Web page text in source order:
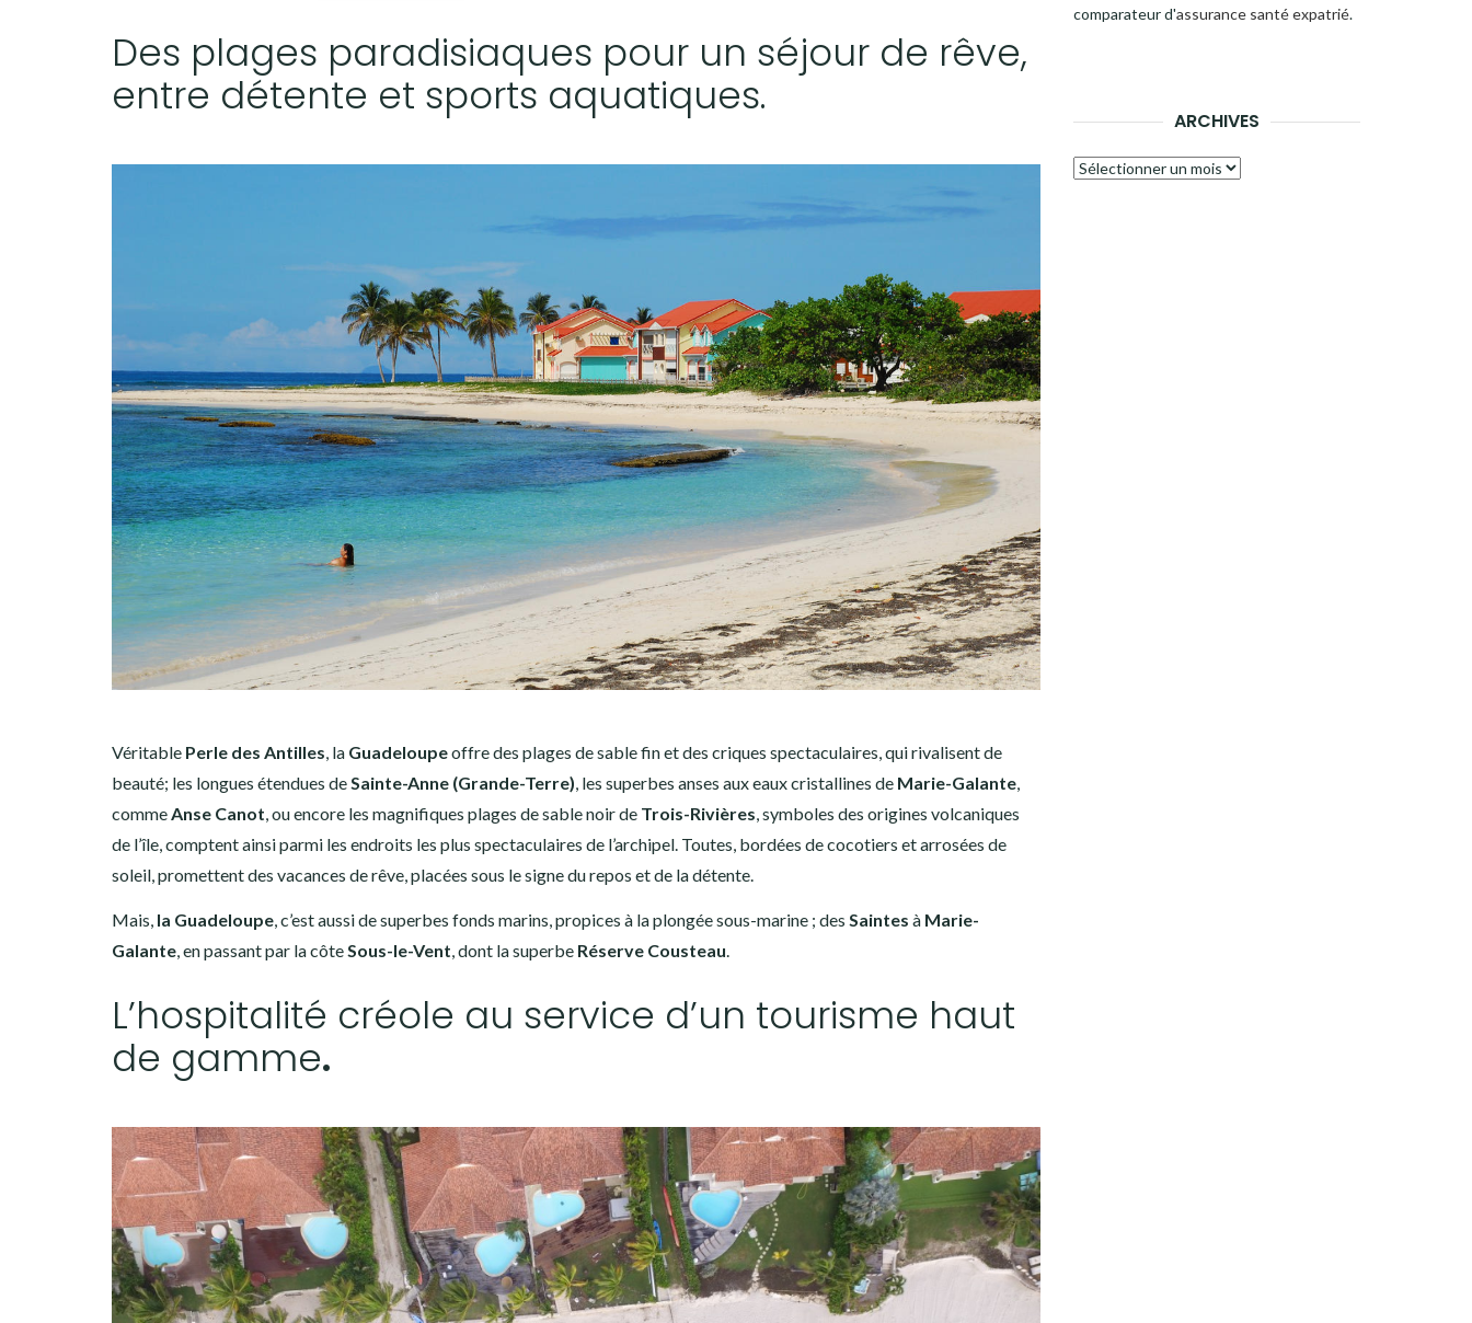
Des plages paradisiaques pour un séjour de rêve,
entre détente et sports aquatiques.
Véritable Perle des Antilles, la Guadeloupeoffre des plages de sable fin et des criques spectaculaires, qui rivalisent de
beauté; les longues étendues deSainte-Anne (Grande-Terre), les superbes anses aux eaux cristallines de Marie-Galante,
commeAnse Canot, ou encore les magnifiques plages de sable noir de Trois-Rivières, symboles des origines volcaniques
de l’île, comptent ainsi parmi les endroits les plus spectaculaires de l’archipel. Toutes, bordées de cocotiers et arrosées de
soleil, promettent des vacances de rêve, placées sous le signe du repos et de la détente.
Mais, la Guadeloupe, c’est aussi de superbes fonds marins, propices à la plongée sous-marine ; des Saintes à Marie-
Galante, en passant par la côteSous-le-Vent, dont la superbe Réserve Cousteau.
L’hospitalité créole au service d’un tourisme haut
de gamme.
comparateur d'assurance santé expatrié.
ARCHIVES
Archives